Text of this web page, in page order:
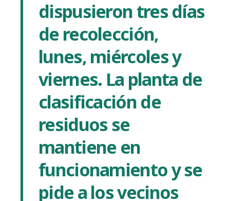
dispusieron tres dí­as
de recolección,
lunes, miércoles y
viernes. La planta de
clasificación de
residuos se
mantiene en
funcionamiento y se
pide a los vecinos